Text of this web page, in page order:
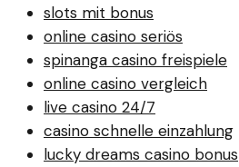
slots mit bonus
online casino seriös
spinanga casino freispiele
online casino vergleich
live casino 24/7
casino schnelle einzahlung
lucky dreams casino bonus